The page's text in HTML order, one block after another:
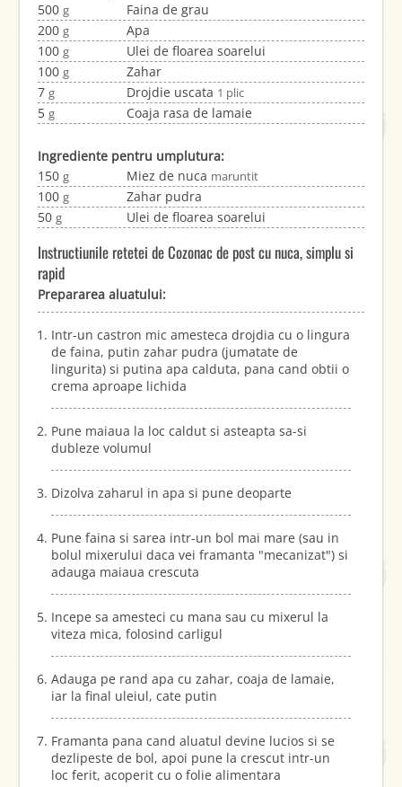
500 g
Faina de grau
200 g
Apa
100 g
Ulei de floarea soarelui
100 g
Zahar
7 g Drojdie uscata 1 plic
5 g Coaja rasa de lamaie
Ingrediente pentru umplutura:
150 g Miez de nuca maruntit
100 g
Zahar pudra
50 g Ulei de floarea soarelui
Instructiunile retetei de Cozonac de post cu nuca, simplu si
rapid
Prepararea aluatului:
Intr-un castron mic amesteca drojdia cu o lingura
de faina, putin zahar pudra (jumatate de
lingurita) si putina apa calduta, pana cand obtii o
crema aproape lichida
Pune maiaua la loc caldut si asteapta sa-si
dubleze volumul
Dizolva zaharul in apa si pune deoparte
Pune faina si sarea intr-un bol mai mare (sau in
bolul mixerului daca vei framanta "mecanizat") si
adauga maiaua crescuta
Incepe sa amesteci cu mana sau cu mixerul la
viteza mica, folosind carligul
Adauga pe rand apa cu zahar, coaja de lamaie,
iar la final uleiul, cate putin
Framanta pana cand aluatul devine lucios si se
dezlipeste de bol, apoi pune la crescut intr-un
loc ferit, acoperit cu o folie alimentara